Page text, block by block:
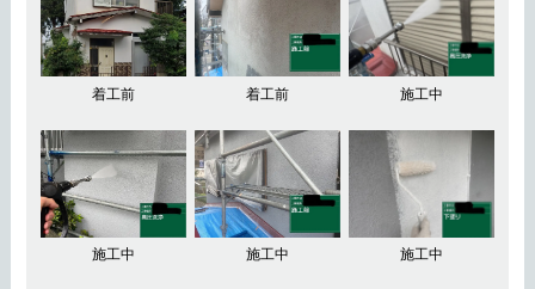
着工前 着工前 施工中
施工中 施工中 施工中